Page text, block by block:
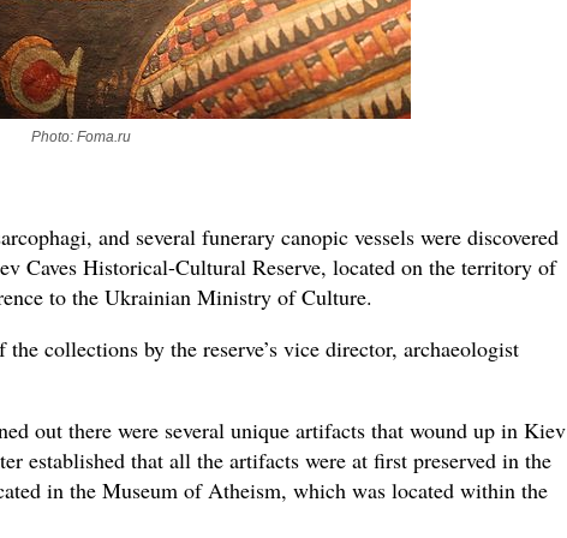
Photo: Foma.ru
and several funerary canopic vessels were discovered
Caves Historical-Cultural Reserve, located on the territory of
to the Ukrainian Ministry of Culture.
collections by the reserve’s vice director, archaeologist
out there were several unique artifacts that wound up in Kiev
established that all the artifacts were at first preserved in the
in the Museum of Atheism, which was located within the